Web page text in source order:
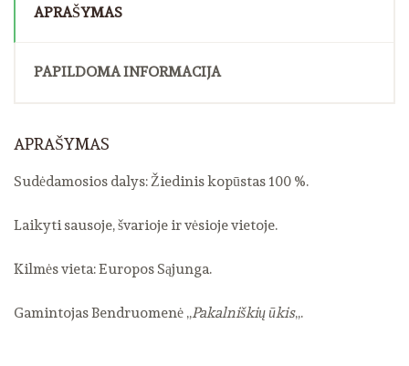
APRAŠYMAS
PAPILDOMA INFORMACIJA
APRAŠYMAS
Sudėdamosios dalys: Žiedinis kopūstas 100 %.
Laikyti sausoje, švarioje ir vėsioje vietoje.
Kilmės vieta: Europos Sąjunga.
Gamintojas Bendruomenė „Pakalniškių ūkis„.